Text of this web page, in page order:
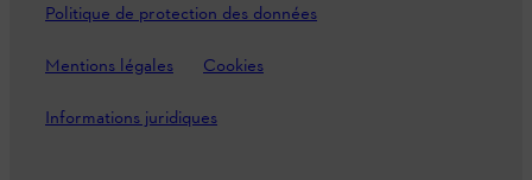
Politique de protection des données
Mentions légales Cookies
Informations juridiques